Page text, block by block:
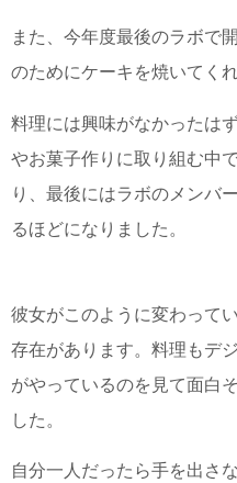
また、今年度最後のラボで
のためにケーキを焼いてくれ
料理には興味がなかったは
やお菓子作りに取り組む中
り、最後にはラボのメンバ
るほどになりました。
彼女がこのように変わって
存在があります。料理もデ
がやっているのを見て面白
した。
自分一人だったら手を出さ